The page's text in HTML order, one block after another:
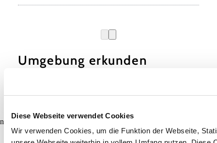
Diese Webseite verwendet Cookies
Wir verwenden Cookies, um die Funktion der Webseite,
Umgebung erkunden
Suchradius
10 km 20 km
null